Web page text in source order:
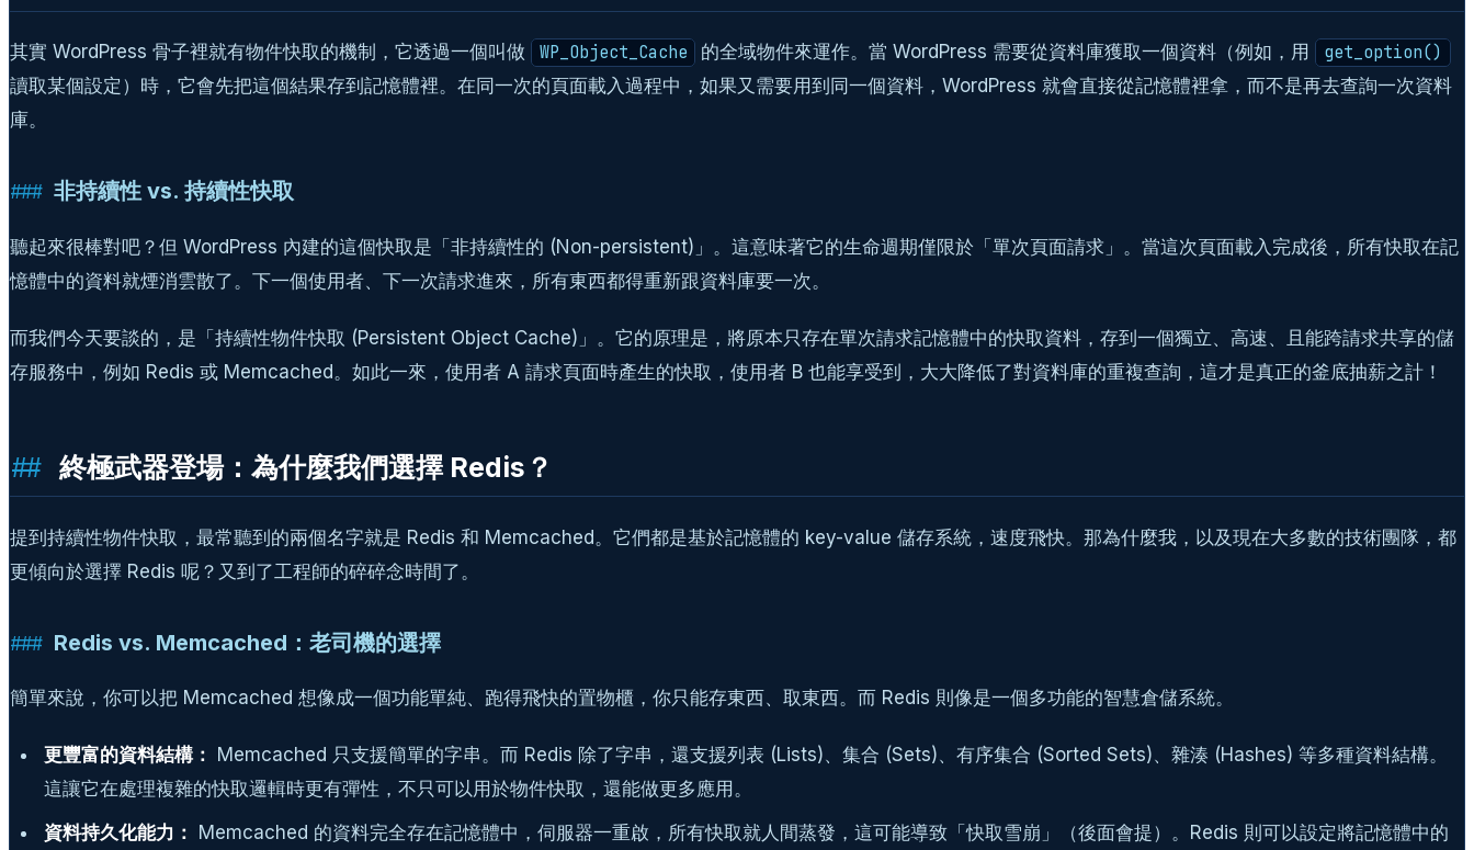
其實 WordPress 骨子裡就有物件快取的機制，它透過一個叫做 WP_Object_Cache 的全域物件來運作。當 WordPress 需要從資料庫獲取一個資料（例如，用 get_option()
讀取某個設定）時，它會先把這個結果存到記憶體裡。在同一次的頁面載入過程中，如果又需要用到同一個資料，WordPress 就會直接從記憶體裡拿，而不是再去查詢一次資料
庫。
非持續性 vs. 持續性快取
聽起來很棒對吧？但 WordPress 內建的這個快取是「非持續性的 (Non-persistent)」。這意味著它的生命週期僅限於「單次頁面請求」。當這次頁面載入完成後，所有快取在記
憶體中的資料就煙消雲散了。下一個使用者、下一次請求進來，所有東西都得重新跟資料庫要一次。
而我們今天要談的，是「持續性物件快取 (Persistent Object Cache)」。它的原理是，將原本只存在單次請求記憶體中的快取資料，存到一個獨立、高速、且能跨請求共享的儲
存服務中，例如 Redis 或 Memcached。如此一來，使用者 A 請求頁面時產生的快取，使用者 B 也能享受到，大大降低了對資料庫的重複查詢，這才是真正的釜底抽薪之計！
終極武器登場：為什麼我們選擇 Redis？
提到持續性物件快取，最常聽到的兩個名字就是 Redis 和 Memcached。它們都是基於記憶體的 key-value 儲存系統，速度飛快。那為什麼我，以及現在大多數的技術團隊，都
更傾向於選擇 Redis 呢？又到了工程師的碎碎念時間了。
Redis vs. Memcached：老司機的選擇
簡單來說，你可以把 Memcached 想像成一個功能單純、跑得飛快的置物櫃，你只能存東西、取東西。而 Redis 則像是一個多功能的智慧倉儲系統。
更豐富的資料結構：
Memcached 只支援簡單的字串。而 Redis 除了字串，還支援列表 (Lists)、集合 (Sets)、有序集合 (Sorted Sets)、雜湊 (Hashes) 等多種資料結構。
這讓它在處理複雜的快取邏輯時更有彈性，不只可以用於物件快取，還能做更多應用。
資料持久化能力： Memcached 的資料完全存在記憶體中，伺服器一重啟，所有快取就人間蒸發，這可能導致「快取雪崩」（後面會提）。Redis 則可以設定將記憶體中的